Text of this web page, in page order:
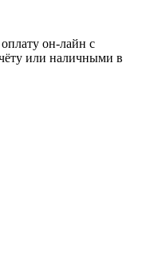
он-лайн с
или наличными в